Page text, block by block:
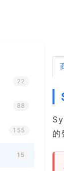
22
88
155
15
的